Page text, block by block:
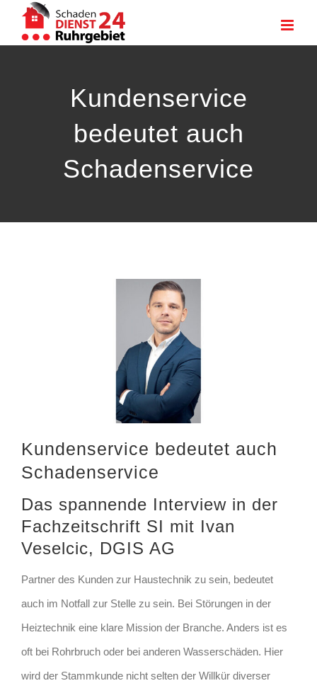
Inhalt
Kundenservice
bedeutet auch
Schadenservice
Kundenservice bedeutet auch
Schadenservice
Das spannende Interview in der
Fachzeitschrift SI mit Ivan
Veselcic, DGIS AG
Partner des Kunden zur Haustechnik zu sein, bedeutet
auch im Notfall zur Stelle zu sein. Bei Störungen in der
Heiztechnik eine klare Mission der Branche. Anders ist es
oft bei Rohrbruch oder bei anderen Wasserschäden. Hier
wird der Stammkunde nicht selten der Willkür diverser